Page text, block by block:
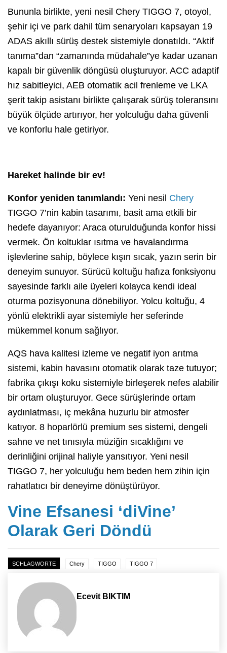
Bununla birlikte, yeni nesil Chery TIGGO 7, otoyol,
şehir içi ve park dahil tüm senaryoları kapsayan 19
ADAS akıllı sürüş destek sistemiyle donatıldı. “Aktif
tanıma”dan “zamanında müdahale”ye kadar uzanan
kapalı bir güvenlik döngüsü oluşturuyor. ACC adaptif
hız sabitleyici, AEB otomatik acil frenleme ve LKA
şerit takip asistanı birlikte çalışarak sürüş toleransını
büyük ölçüde artırıyor, her yolculuğu daha güvenli
ve konforlu hale getiriyor.
Hareket halinde bir ev!
Konfor yeniden tanımlandı: Yeni nesil Chery
TIGGO 7’nin kabin tasarımı, basit ama etkili bir
hedefe dayanıyor: Araca oturulduğunda konfor hissi
vermek. Ön koltuklar ısıtma ve havalandırma
işlevlerine sahip, böylece kışın sıcak, yazın serin bir
deneyim sunuyor. Sürücü koltuğu hafıza fonksiyonu
sayesinde farklı aile üyeleri kolayca kendi ideal
oturma pozisyonuna dönebiliyor. Yolcu koltuğu, 4
yönlü elektrikli ayar sistemiyle her seferinde
mükemmel konum sağlıyor.
AQS hava kalitesi izleme ve negatif iyon arıtma
sistemi, kabin havasını otomatik olarak taze tutuyor;
fabrika çıkışı koku sistemiyle birleşerek nefes alabilir
bir ortam oluşturuyor. Gece sürüşlerinde ortam
aydınlatması, iç mekâna huzurlu bir atmosfer
katıyor. 8 hoparlörlü premium ses sistemi, dengeli
sahne ve net tınısıyla müziğin sıcaklığını ve
derinliğini orijinal haliyle yansıtıyor. Yeni nesil
TIGGO 7, her yolculuğu hem beden hem zihin için
rahatlatıcı bir deneyime dönüştürüyor.
Vine Efsanesi ‘diVine’
Olarak Geri Döndü
SCHLAGWORTE Chery TIGGO TIGGO 7
Ecevit BIKTIM